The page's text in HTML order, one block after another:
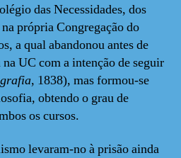
das Necessidades, dos
própria Congregação do
a qual abandonou antes de
UC com a intenção de seguir
, 1838), mas formou-se
obtendo o grau de
os cursos.
levaram-no à prisão ainda